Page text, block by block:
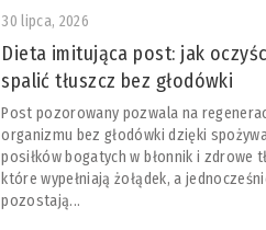
30 lipca, 2026
Dieta imitująca post: jak
spalić tłuszcz bez głodówki
Post pozorowany pozwala na
organizmu bez głodówki dzięki
posiłków bogatych w błonnik i zdrowe
które wypełniają żołądek, a
pozostają...